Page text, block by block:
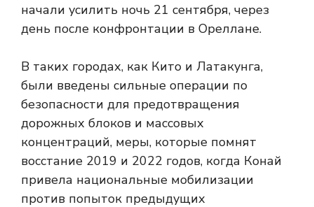
начали усилить ночь 21 сентября, через
день после конфронтации в Ореллане.
В таких городах, как Кито и Латакунга,
были введены сильные операции по
безопасности для предотвращения
дорожных блоков и массовых
концентраций, меры, которые помнят
восстание 2019 и 2022 годов, когда Конай
привела национальные мобилизации
против попыток предыдущих